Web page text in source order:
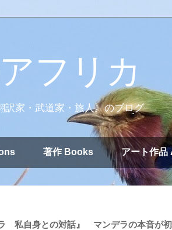
フリカ
訳家・武道家・旅人》のブログ
著作 Books アート作品
ラ 私自身との対話』 マンデラの本音が